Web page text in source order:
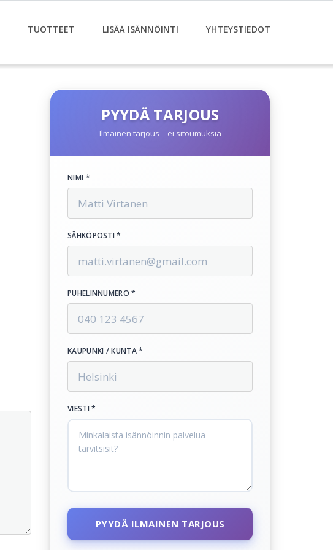
TUOTTEET LISÄÄ ISÄNNÖINTI YHTEYSTIEDOT
PYYDÄ TARJOUS
Ilmainen tarjous – ei sitoumuksia
NIMI *
SÄHKÖPOSTI *
PUHELINNUMERO *
KAUPUNKI / KUNTA *
VIESTI *
PYYDÄ ILMAINEN TARJOUS